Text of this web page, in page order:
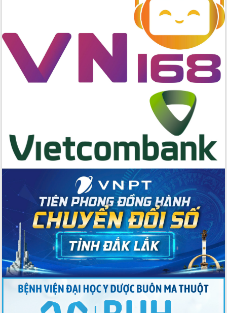
Đắk Lắk đẩy mạnh nuôi biển công
nghệ, hướng tới phát triển thủy sản
bền vững
Tập huấn nâng cao năng lực triển khai
chuyển đổi số cho cán bộ, công chức
Đẩy mạnh cải cách hành chính, quyết
tâm đạt được mục tiêu tăng trưởng
hai con số trong năm 2026
Tổ chức trang trọng Lễ hội Đền thờ
Lương Văn Chánh năm 2026
Phó Bí thư Tỉnh ủy Đắk Lắk Đỗ Hữu
Huy giữ chức Bí thư Đảng ủy Ủy Ban
Nhân dân tỉnh
Bệnh án điện tử thúc đẩy chuyển đổi
số y tế tại Đắk Lắk
Chuyển đổi số thư viện: Mở rộng
không gian tri thức trong thời đại số
Đánh giá, rút kinh nghiệm công tác tổ
chức diễn tập trước ngày bầu cử
Chương trình “Gặp gỡ hữu nghị –
Friendship Meeting New Year 2026”